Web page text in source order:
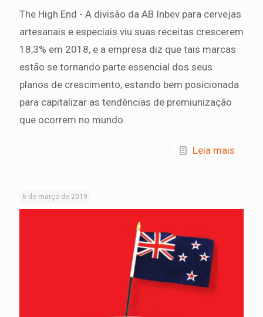
The High End - A divisão da AB Inbev para cervejas
artesanais e especiais viu suas receitas crescerem
18,3% em 2018, e a empresa diz que tais marcas
estão se tornando parte essencial dos seus
planos de crescimento, estando bem posicionada
para capitalizar as tendências de premiunização
que ocorrem no mundo.
Leia mais
6 de março de 2019